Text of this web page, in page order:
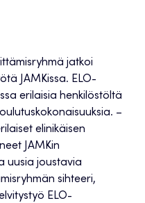
jatkoi
JAMKissa. ELO-
erilaisia henkilöstöltä
–
elinikäisen
JAMKin
uusia joustavia
sihteeri,
ELO-